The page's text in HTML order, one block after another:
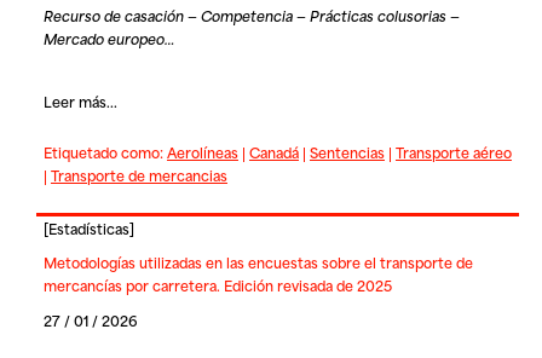
Recurso de casación — Competencia — Prácticas colusorias —
Mercado europeo…
Leer más...
Etiquetado como:Aerolíneas| Canadá| Sentencias| Transporte aéreo
| Transporte de mercancias
[Estadísticas]
Metodologías utilizadas en las encuestas sobre el transporte de
mercancías por carretera. Edición revisada de 2025
27 / 01 / 2026